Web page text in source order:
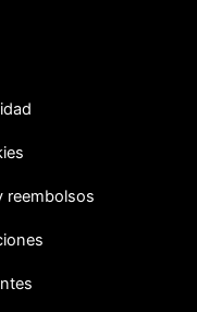
reembolsos